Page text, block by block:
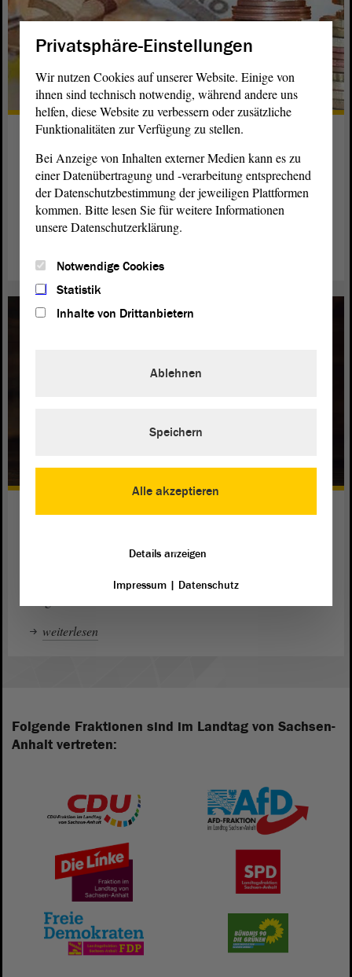
Abgeordnetenbezüge
Die Entschädigung muss für alle Abgeordneten gleich sein,
dies ist gesetzlich vorgeschrieben. Sie soll ihre
Unabhängigkeit sichern und eine Lebensführung gestatten,
„die der Bedeutung des Amtes angemessen ist.“
Digitales Gedenkbuch
ein ehrendes Gedenken: Das digitale Gedenkbuch erinnert
an die Frauen und Männer, die die Landespolitik im
weiterlesen
Folgende Fraktionen sind im Landtag von Sachsen-
Anhalt vertreten:
Privatsphäre-Einstellungen
Wir nutzen Cookies auf unserer Website. Einige von
ihnen sind technisch notwendig, während andere uns
helfen, diese Website zu verbessern oder zusätzliche
Funktionalitäten zur Verfügung zu stellen.
Bei Anzeige von Inhalten externer Medien kann es zu
einer Datenübertragung und -verarbeitung entsprechend
der Datenschutzbestimmung der jeweiligen Plattformen
kommen. Bitte lesen Sie für weitere Informationen
unsere Datenschutzerklärung.
Notwendige Cookies
Statistik
Inhalte von Drittanbietern
Alle akzeptieren
Ablehnen
Speichern
Details anzeigen
Impressum| Datenschutz